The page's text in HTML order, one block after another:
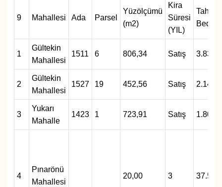
9 Mahallesi Ada Parsel
Yüzölçümü
(m2)
Kira
Süresi
(YIL)
Bedeli
1
Gültekin
Mahallesi
1511 6 806,34 Satış
2
Gültekin
Mahallesi
1527 19 452,56 Satış
3
Yukarı
Mahalle
1423 1 723,91 Satış
4
Pınarönü
Mahallesi
20,00 3